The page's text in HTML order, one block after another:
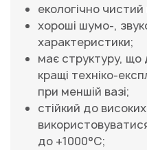
екологічно
хороші шумо-,
характеристики;
має структуру,
кращі техніко-
при меншій вазі;
стійкий до
до +1000°С;